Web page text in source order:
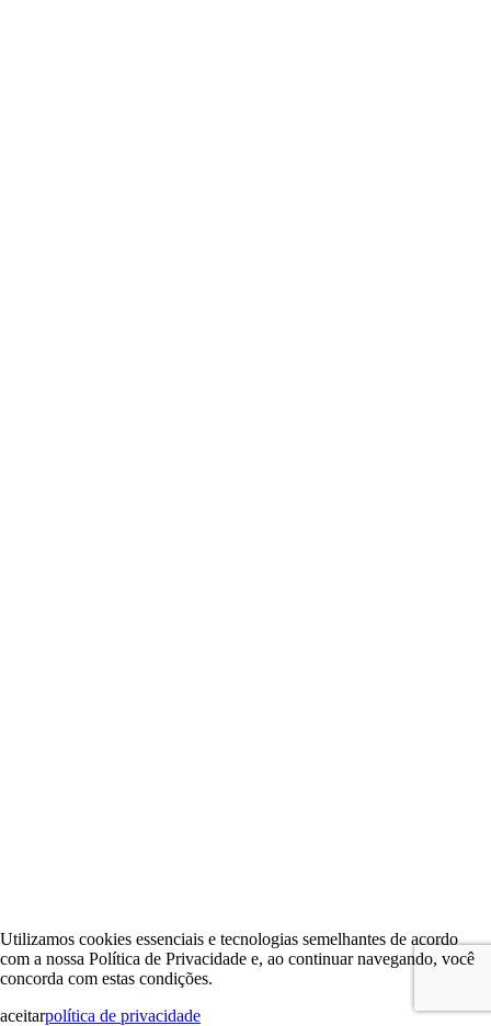
Utilizamos cookies essenciais e tecnologias semelhantes de acordo
com a nossa Política de Privacidade e, ao continuar navegando, você
concorda com estas condições.
aceitarpolítica de privacidade